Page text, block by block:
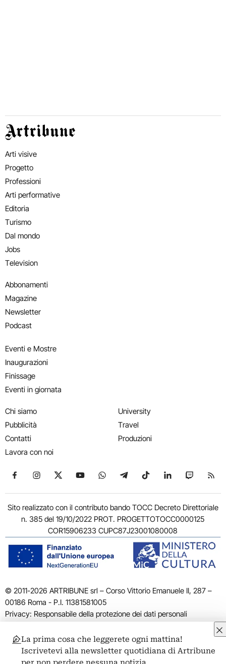
Artribune
Arti visive
Progetto
Professioni
Arti performative
Editoria
Turismo
Dal mondo
Jobs
Television
Abbonamenti
Magazine
Newsletter
Podcast
Eventi e Mostre
Inaugurazioni
Finissage
Eventi in giornata
Chi siamo
Pubblicità
Contatti
Lavora con noi
University
Travel
Produzioni
Seguici su Facebook
Seguici su Instagram
Seguici su X
Seguici su YouTube
Seguici su WhatsApp
Seguici su Telegram
Seguici su TikTok
Seguici su
Seguici
Sito realizzato con il contributo bando TOCC Decreto Direttoriale
n. 385 del 19/10/2022 PROT. PROGETTOTOCC0000125
COR15906233 CUPC87J23001080008
© 2011-2026 ARTRIBUNE srl – Corso Vittorio Emanuele II, 287 –
00186 Roma - P.I. 11381581005
Privacy: Responsabile della protezione dei dati personali
Termini e condizioniPrivacy PolicyCookie PolicyCredits
La prima cosa che leggerete ogni mattina!
Iscrivetevi alla newsletter quotidiana di Artribune